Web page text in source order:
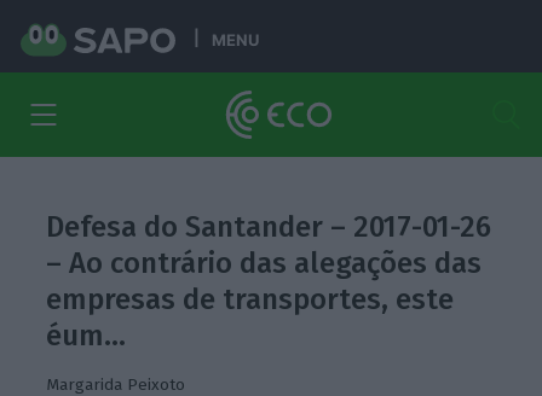
MENU
Defesa do Santander – 2017-01-26
– Ao contrário das alegações das
empresas de transportes, este
éum…
Margarida Peixoto